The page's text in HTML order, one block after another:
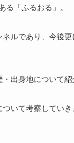
る「ふるおる」。
ルであり、今後
出身地について紹
いて考察していき